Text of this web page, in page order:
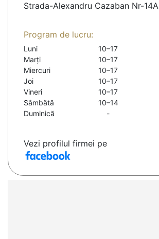
Strada-Alexandru Cazaban Nr-14A
Program de lucru:
Luni
10–17
Marți
10–17
Miercuri
10–17
Joi
10–17
Vineri
10–17
Sâmbătă
10–14
Duminică
-
Vezi profilul firmei pe